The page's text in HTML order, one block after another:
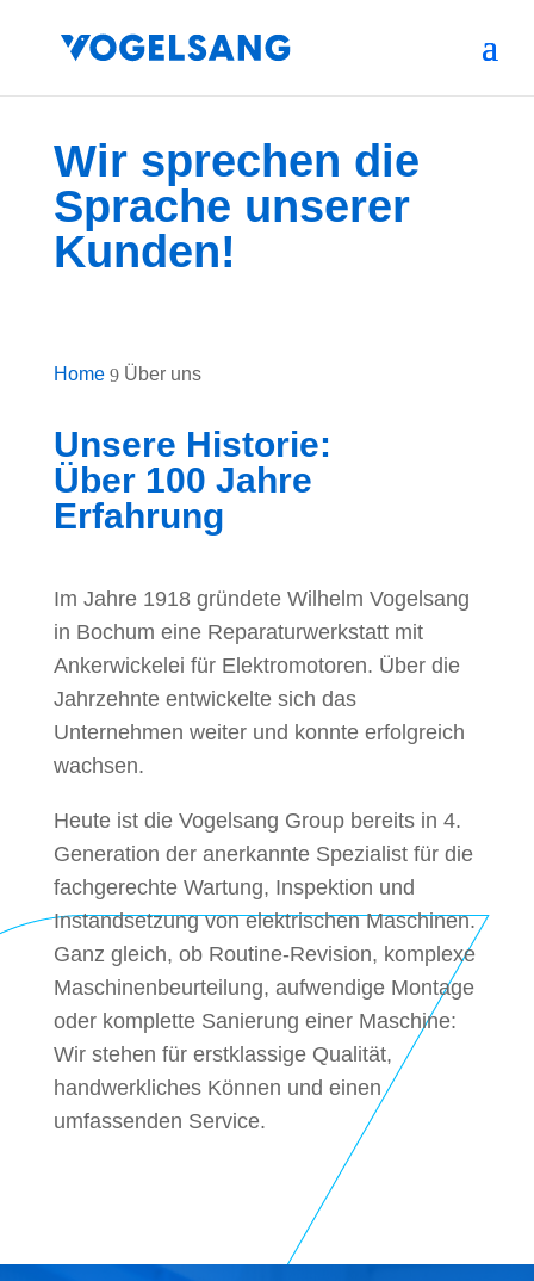
Wir sprechen die
Sprache unserer
Kunden!
Home 9 Über uns
Unsere Historie:
Über 100 Jahre
Erfahrung
Im Jahre 1918 gründete Wilhelm Vogelsang
in Bochum eine Reparaturwerkstatt mit
Ankerwickelei für Elektromotoren. Über die
Jahrzehnte entwickelte sich das
Unternehmen weiter und konnte erfolgreich
wachsen.
Heute ist die Vogelsang Group bereits in 4.
Generation der anerkannte Spezialist für die
fachgerechte Wartung, Inspektion und
Instandsetzung von elektrischen Maschinen.
Ganz gleich, ob Routine-Revision, komplexe
Maschinenbeurteilung, aufwendige Montage
oder komplette Sanierung einer Maschine:
Wir stehen für erstklassige Qualität,
handwerkliches Können und einen
umfassenden Service.